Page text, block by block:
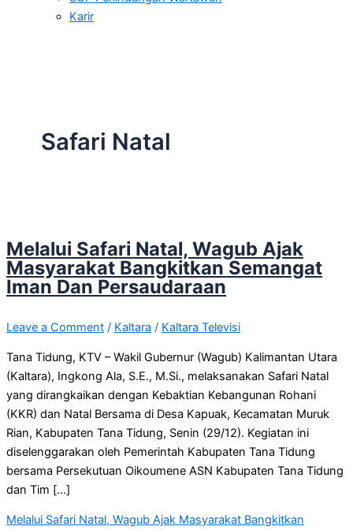
Karir
Safari Natal
Melalui Safari Natal, Wagub Ajak
Masyarakat Bangkitkan Semangat
Iman Dan Persaudaraan
Leave a Comment / Kaltara / Kaltara Televisi
Tana Tidung, KTV – Wakil Gubernur (Wagub) Kalimantan Utara
(Kaltara), Ingkong Ala, S.E., M.Si., melaksanakan Safari Natal
yang dirangkaikan dengan Kebaktian Kebangunan Rohani
(KKR) dan Natal Bersama di Desa Kapuak, Kecamatan Muruk
Rian, Kabupaten Tana Tidung, Senin (29/12). ‎Kegiatan ini
diselenggarakan oleh Pemerintah Kabupaten Tana Tidung
bersama Persekutuan Oikoumene ASN Kabupaten Tana Tidung
dan Tim […]
Melalui Safari Natal, Wagub Ajak Masyarakat Bangkitkan